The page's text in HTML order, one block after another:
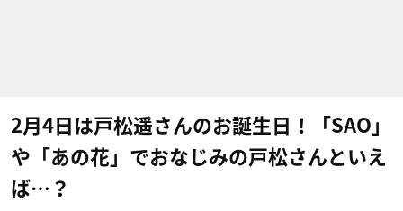
2月4日は戸松遥さんのお誕生日！「SAO」
や「あの花」でおなじみの戸松さんといえ
ば…？